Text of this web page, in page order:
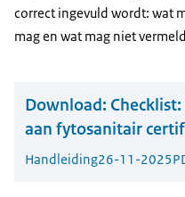
correct ingevuld wordt: wat
mag en wat mag niet
Download:
aan fytosanitair
Handleiding26-11-2025